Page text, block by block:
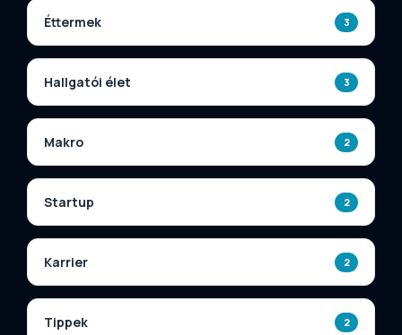
Éttermek 3
Hallgatói élet 3
Makro 2
Startup 2
Karrier 2
Tippek 2